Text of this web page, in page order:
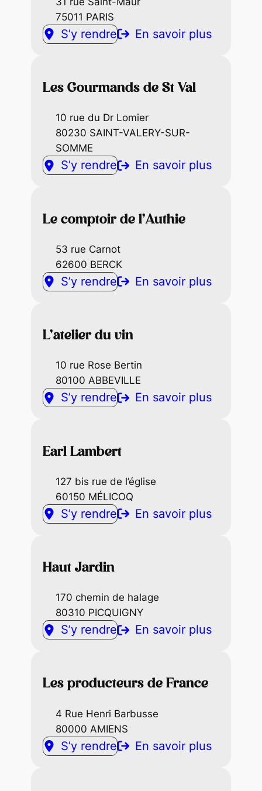
75011 PARIS
S’y rendre En savoir plus
Les Gourmands de St Val
10 rue du Dr Lomier
80230 SAINT-VALERY-SUR-
SOMME
S’y rendre En savoir plus
Le comptoir de l’Authie
53 rue Carnot
62600 BERCK
S’y rendre En savoir plus
L’atelier du vin
10 rue Rose Bertin
80100 ABBEVILLE
S’y rendre En savoir plus
Earl Lambert
127 bis rue de l’église
60150 MÉLICOQ
S’y rendre En savoir plus
Haut Jardin
170 chemin de halage
80310 PICQUIGNY
S’y rendre En savoir plus
Les producteurs de France
4 Rue Henri Barbusse
80000 AMIENS
S’y rendre En savoir plus